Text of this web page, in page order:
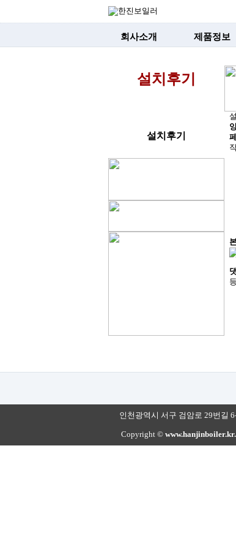
회사소개 제품정보
설치후기
설치후기
인천광역시 서구 검암로 29번길 6-
Copyright © www.hanjinboiler.kr.